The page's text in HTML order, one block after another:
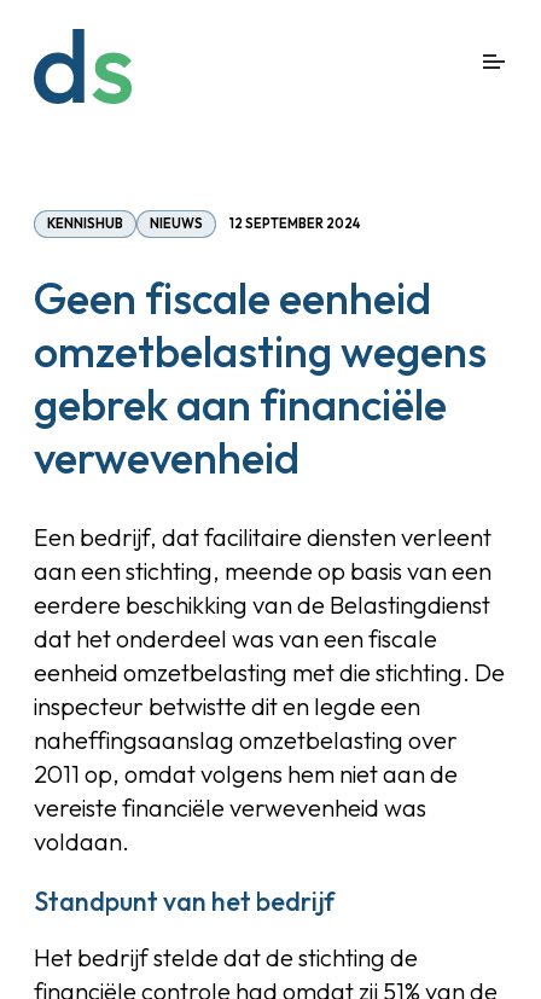
KENNISHUB NIEUWS 12 SEPTEMBER 2024
Geen fiscale eenheid
omzetbelasting wegens
gebrek aan financiële
verwevenheid
Een bedrijf, dat facilitaire diensten verleent
aan een stichting, meende op basis van een
eerdere beschikking van de Belastingdienst
dat het onderdeel was van een fiscale
eenheid omzetbelasting met die stichting. De
inspecteur betwistte dit en legde een
naheffingsaanslag omzetbelasting over
2011 op, omdat volgens hem niet aan de
vereiste financiële verwevenheid was
voldaan.
Standpunt van het bedrijf
Het bedrijf stelde dat de stichting de
financiële controle had omdat zij 51% van de